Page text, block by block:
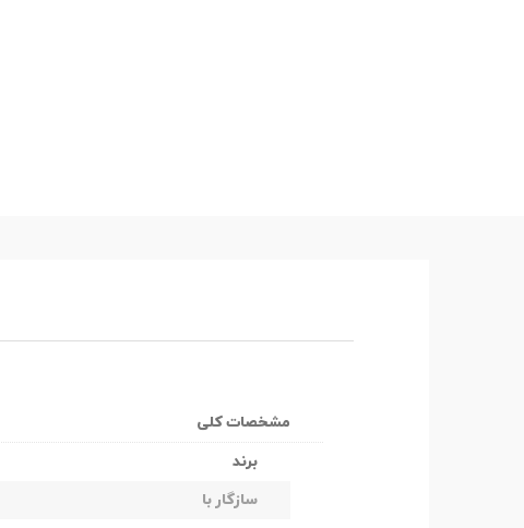
مشخصات کلی
برند
سازگار با